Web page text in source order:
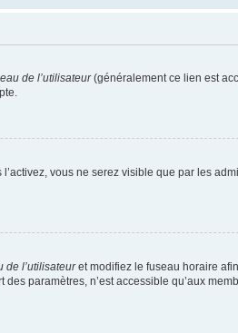
de l’utilisateur(généralement ce lien est
l’activez, vous ne serez visible que par les
de l’utilisateuret modifiez le fuseau horaire
paramètres, n’est accessible qu’aux